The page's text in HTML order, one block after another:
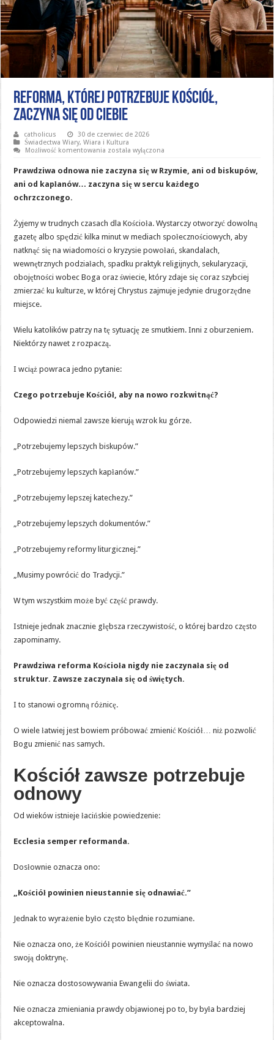
Reforma, której potrzebuje Kościół,
zaczyna się od ciebie
catholicus
30 de czerwiec de 2026
Świadectwa Wiary,Wiara i Kultura
Możliwość komentowania Reforma,
Kościół,
zaczyna
się
została wyłączona
Prawdziwa odnowa nie zaczyna się w Rzymie, ani od biskupów,
ani od kapłanów… zaczyna się w sercu każdego
ochrzczonego.
Żyjemy w trudnych czasach dla Kościoła. Wystarczy otworzyć dowolną
gazetę albo spędzić kilka minut w mediach społecznościowych, aby
natknąć się na wiadomości o kryzysie powołań, skandalach,
wewnętrznych podziałach, spadku praktyk religijnych, sekularyzacji,
obojętności wobec Boga oraz świecie, który zdaje się coraz szybciej
zmierzać ku kulturze, w której Chrystus zajmuje jedynie drugorzędne
miejsce.
Wielu katolików patrzy na tę sytuację ze smutkiem. Inni z oburzeniem.
Niektórzy nawet z rozpaczą.
I wciąż powraca jedno pytanie:
Czego potrzebuje Kościół, aby na nowo rozkwitnąć?
Odpowiedzi niemal zawsze kierują wzrok ku górze.
„Potrzebujemy lepszych biskupów.”
„Potrzebujemy lepszych kapłanów.”
„Potrzebujemy lepszej katechezy.”
„Potrzebujemy lepszych dokumentów.”
„Potrzebujemy reformy liturgicznej.”
„Musimy powrócić do Tradycji.”
W tym wszystkim może być część prawdy.
Istnieje jednak znacznie głębsza rzeczywistość, o której bardzo często
zapominamy.
Prawdziwa reforma Kościoła nigdy nie zaczynała się od
struktur. Zawsze zaczynała się od świętych.
I to stanowi ogromną różnicę.
O wiele łatwiej jest bowiem próbować zmienić Kościół… niż pozwolić
Bogu zmienić nas samych.
Kościół zawsze potrzebuje
odnowy
Od wieków istnieje łacińskie powiedzenie:
Ecclesia semper reformanda.
Dosłownie oznacza ono:
„Kościół powinien nieustannie się odnawiać.”
Jednak to wyrażenie było często błędnie rozumiane.
Nie oznacza ono, że Kościół powinien nieustannie wymyślać na nowo
swoją doktrynę.
Nie oznacza dostosowywania Ewangelii do świata.
Nie oznacza zmieniania prawdy objawionej po to, by była bardziej
akceptowalna.